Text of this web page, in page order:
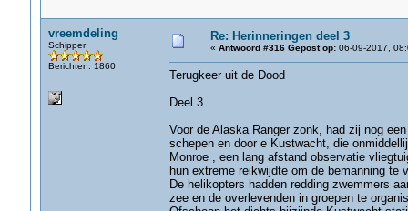
vreemdeling
Schipper
Berichten: 1860
Re: Herinneringen deel 3
« Antwoord #316 Gepost op:06-09-2017,
Terugkeer uit de Dood
Deel 3
Voor de Alaska Ranger zonk, had zij nog
schepen en door e Kustwacht, die
Monroe , een lang afstand observatie
hun extreme reikwijdte om de bemanning te
De helikopters hadden redding zwemmers
zee en de overlevenden in groepen te